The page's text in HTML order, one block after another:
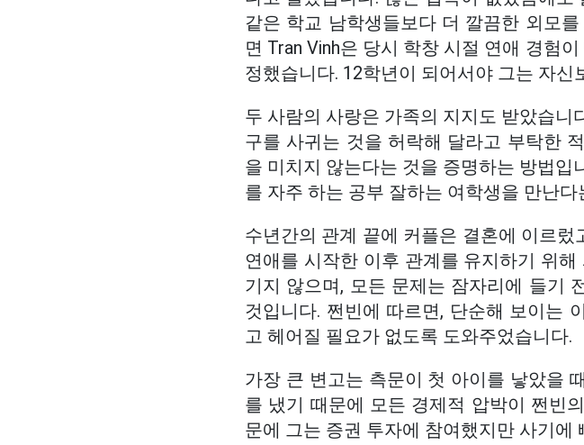
같은 학교 남학생들보다 더 깔끔한 외모
면 Tran Vinh은 당시 학창 시절 연애 경험
정했습니다. 12학년이 되어서야 그는 자
두 사람의 사랑은 가족의 지지도 받았습니
구를 사귀는 것을 허락해 달라고 부탁한
을 미치지 않는다는 것을 증명하는 방법입
를 자주 하는 공부 잘하는 여학생을 만난
수년간의 관계 끝에 커플은 결혼에 이르
연애를 시작한 이후 관계를 유지하기 위
기지 않으며, 모든 문제는 잠자리에 들기
것입니다. 쩐빈에 따르면, 단순해 보이는
고 헤어질 필요가 없도록 도와주었습니다.
가장 큰 변고는 측문이 첫 아이를 낳았을
를 냈기 때문에 모든 경제적 압박이 쩐빈
문에 그는 증권 투자에 참여했지만 사기에